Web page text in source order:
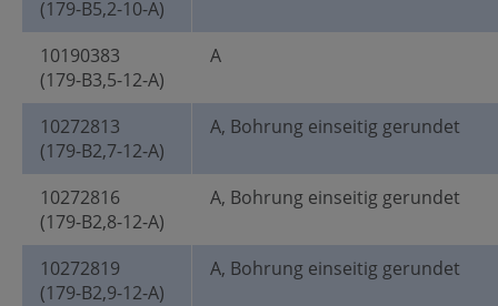
(179-B5,2-10-A)
10190383
(179-B3,5-12-A)
A
10272813
(179-B2,7-12-A)
A, Bohrung einseitig gerundet
10272816
(179-B2,8-12-A)
A, Bohrung einseitig gerundet
10272819
(179-B2,9-12-A)
A, Bohrung einseitig gerundet